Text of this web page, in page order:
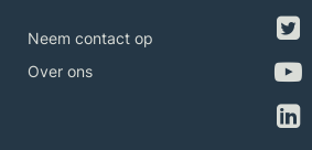
Neem contact op
Over ons